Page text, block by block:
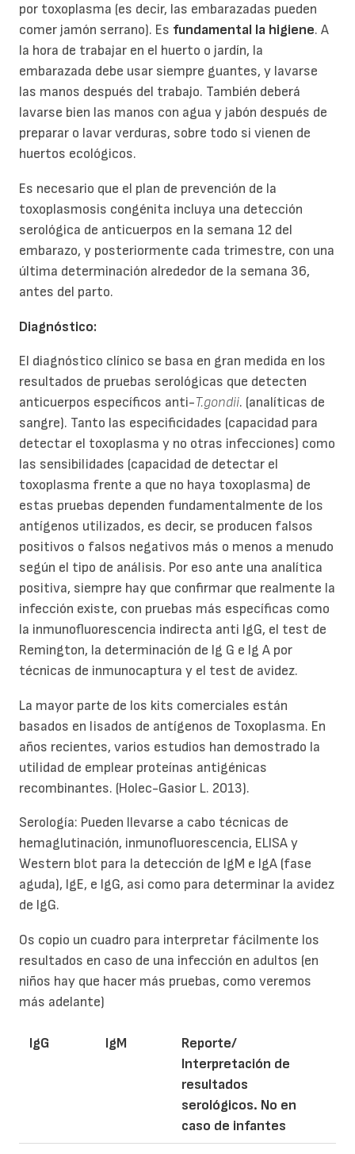
por toxoplasma (es decir, las embarazadas pueden
comer jamón serrano). Es fundamental la higiene. A
la hora de trabajar en el huerto o jardín, la
embarazada debe usar siempre guantes, y lavarse
las manos después del trabajo. También deberá
lavarse bien las manos con agua y jabón después de
preparar o lavar verduras, sobre todo si vienen de
huertos ecológicos.
Es necesario que el plan de prevención de la
toxoplasmosis congénita incluya una detección
serológica de anticuerpos en la semana 12 del
embarazo, y posteriormente cada trimestre, con una
última determinación alrededor de la semana 36,
antes del parto.
Diagnóstico:
El diagnóstico clínico se basa en gran medida en los
resultados de pruebas serológicas que detecten
anticuerpos específicos anti-T.gondii. (analíticas de
sangre). Tanto las especificidades (capacidad para
detectar el toxoplasma y no otras infecciones) como
las sensibilidades (capacidad de detectar el
toxoplasma frente a que no haya toxoplasma) de
estas pruebas dependen fundamentalmente de los
antígenos utilizados, es decir, se producen falsos
positivos o falsos negativos más o menos a menudo
según el tipo de análisis. Por eso ante una analítica
positiva, siempre hay que confirmar que realmente la
infección existe, con pruebas más específicas como
la inmunofluorescencia indirecta anti IgG, el test de
Remington, la determinación de Ig G e Ig A por
técnicas de inmunocaptura y el test de avidez.
La mayor parte de los kits comerciales están
basados en lisados de antígenos de Toxoplasma. En
años recientes, varios estudios han demostrado la
utilidad de emplear proteínas antigénicas
recombinantes. (Holec-Gasior L. 2013).
Serología: Pueden llevarse a cabo técnicas de
hemaglutinación, inmunofluorescencia, ELISA y
Western blot para la detección de IgM e IgA (fase
aguda), IgE, e IgG, asi como para determinar la avidez
de IgG.
Os copio un cuadro para interpretar fácilmente los
resultados en caso de una infección en adultos (en
niños hay que hacer más pruebas, como veremos
más adelante)
IgG IgM
Reporte/
Interpretación de
resultados
serológicos. No en
caso de infantes